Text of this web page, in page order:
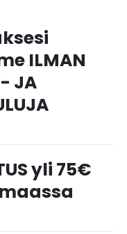
ILMAN
JA
yli 75€